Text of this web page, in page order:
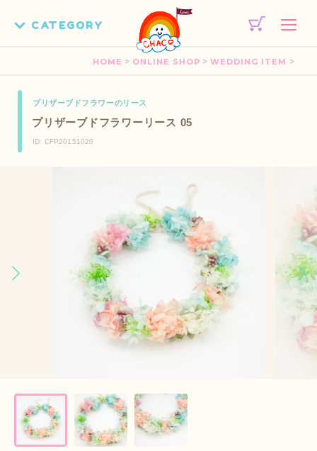
HOME > ONLINE SHOP > WEDDING ITEM >
プリザーブドフラワーのリース
プリザーブドフラワーリース 05
ID: CFP20151020